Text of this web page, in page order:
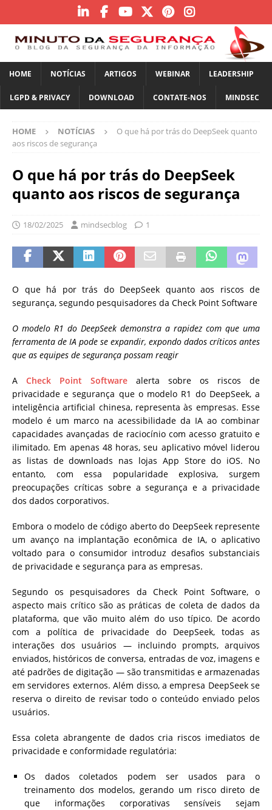
HOME NOTÍCIAS ARTIGOS WEBINAR LEADERSHIP
LGPD & PRIVACY DOWNLOAD CONTATE-NOS MINDSEC
HOME NOTÍCIAS
O que há por trás do DeepSeek quanto
aos riscos de segurança
O que há por trás do DeepSeek
quanto aos riscos de segurança
18/02/2025 mindsecblog 1
O que há por trás do DeepSeek quanto aos riscos de
segurança, segundo pesquisadores da Check Point Software
O modelo R1 do DeepSeek demonstra a rapidez com que uma
ferramenta de IA pode se expandir, expondo dados críticos antes
que as equipes de segurança possam reagir
A Check Point Software alerta sobre os riscos de
privacidade e segurança que o modelo R1 do DeepSeek, a
inteligência artificial chinesa, representa às empresas. Esse
modelo é um marco na acessibilidade da IA ao combinar
capacidades avançadas de raciocínio com acesso gratuito e
ilimitado. Em apenas 48 horas, seu aplicativo móvel liderou
as listas de downloads nas lojas App Store do iOS. No
entanto, com essa popularidade explosiva, surgem
preocupações críticas sobre a segurança e a privacidade
dos dados corporativos.
Embora o modelo de código aberto do DeepSeek represente
um avanço na implantação econômica de IA, o aplicativo
voltado para o consumidor introduz desafios substanciais
de privacidade e segurança para as empresas.
Segundo os pesquisadores da Check Point Software, o
aspecto mais crítico são as práticas de coleta de dados da
plataforma, que vão muito além do uso típico. De acordo
com a política de privacidade do DeepSeek, todas as
interações dos usuários — incluindo prompts, arquivos
enviados, históricos de conversa, entradas de voz, imagens e
até padrões de digitação — são transmitidas e armazenadas
em servidores externos. Além disso, a empresa DeepSeek se
reserva o direito de revisar todo o conteúdo enviado pelos
usuários.
Essa coleta abrangente de dados cria riscos imediatos de
privacidade e conformidade regulatória:
Os dados coletados podem ser usados para o
treinamento dos modelos, gerando um risco direto de
que informações corporativas sensíveis sejam